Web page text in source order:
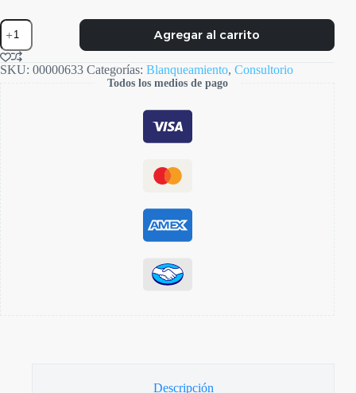
Opalescence
Boost
cantidad
Agregar al carrito
SKU: 00000633 Categorías: Blanqueamiento, Consultorio
Todos los medios de pago
Descripción